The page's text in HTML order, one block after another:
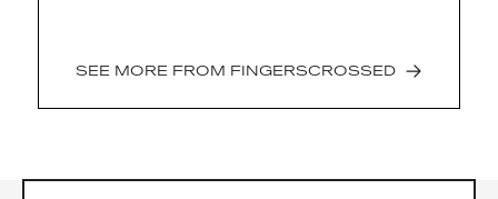
SEE MORE FROM FINGERSCROSSED